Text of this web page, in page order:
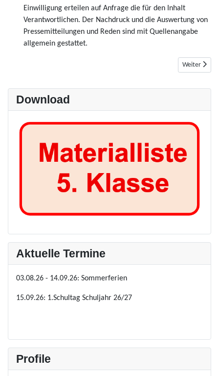
Einwilligung erteilen auf Anfrage die für den Inhalt
Verantwortlichen. Der Nachdruck und die Auswertung von
Pressemitteilungen und Reden sind mit Quellenangabe
allgemein gestattet.
Nächster
Weiter
Download
Aktuelle Termine
03.08.26 - 14.09.26: Sommerferien
15.09.26: 1.Schultag Schuljahr 26/27
Profile